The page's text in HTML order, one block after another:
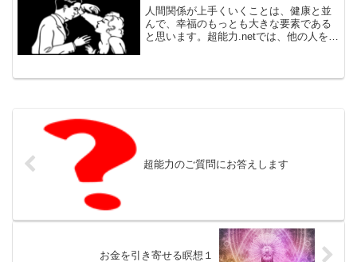
人間関係が上手くいくことは、健康と並
んで、幸福のもっとも大きな要素である
と思います。超能力.netでは、他の人を動
超能力のご質問にお答えします
お金を引き寄せる瞑想１